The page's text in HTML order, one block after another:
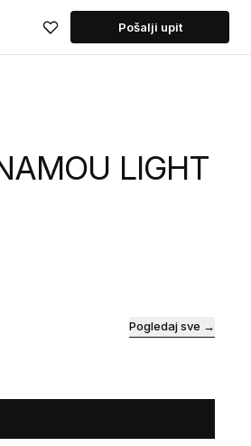
Pošalji upit
LIGHT
Pogledaj sve →